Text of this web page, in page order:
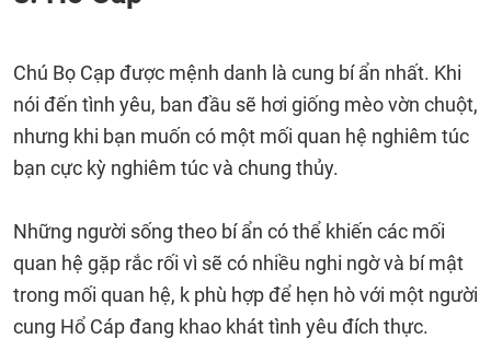
Chú Bọ Cạp được mệnh danh là cung bí ẩn nhất. Khi
nói đến tình yêu, ban đầu sẽ hơi giống mèo vờn chuột,
nhưng khi bạn muốn có một mối quan hệ nghiêm túc
bạn cực kỳ nghiêm túc và chung thủy.
Những người sống theo bí ẩn có thể khiến các mối
quan hệ gặp rắc rối vì sẽ có nhiều nghi ngờ và bí mật
trong mối quan hệ, k phù hợp để hẹn hò với một người
cung Hổ Cáp đang khao khát tình yêu đích thực.